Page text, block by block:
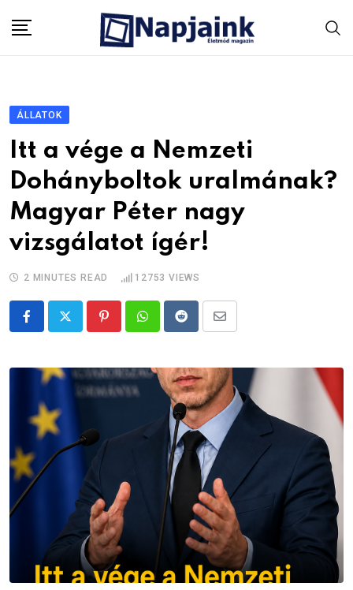
ÁLLATOK
Itt a vége a Nemzeti
Dohányboltok uralmának?
Magyar Péter nagy
vizsgálatot ígér!
2 MINUTES READ 12753 VIEWS
PinterestWhatsappRedditShare
Email